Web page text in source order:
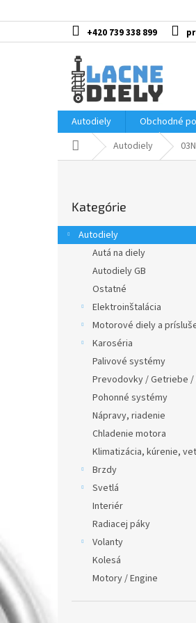
na
+420 739 338 899
Autodiely Obchodné
DomovAutodiely
ý
p
kategórie
Kategórie
Autodiely
Autá na diely
Autodiely GB
Ostatné
Elektroinštalácia
Motorové diely a
Karoséria
Palivové systémy
Prevodovky / Getriebe /
Pohonné systémy
Nápravy, riadenie
Chladenie motora
Klimatizácia, kúrenie,
Brzdy
Svetlá
Interiér
Radiacej páky
Volanty
Kolesá
Motory / Engine